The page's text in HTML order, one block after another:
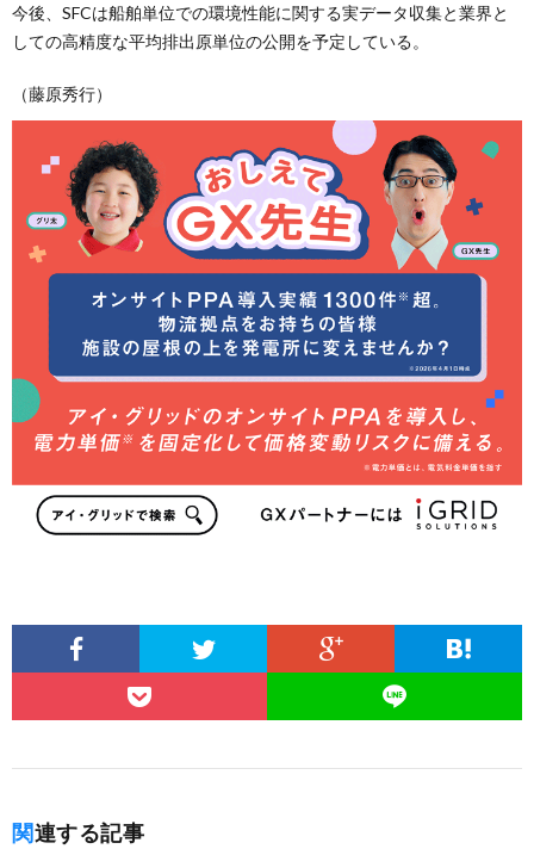
今後、SFCは船舶単位での環境性能に関する実データ収集と業界と
しての高精度な平均排出原単位の公開を予定している。
（藤原秀行）
関連する記事